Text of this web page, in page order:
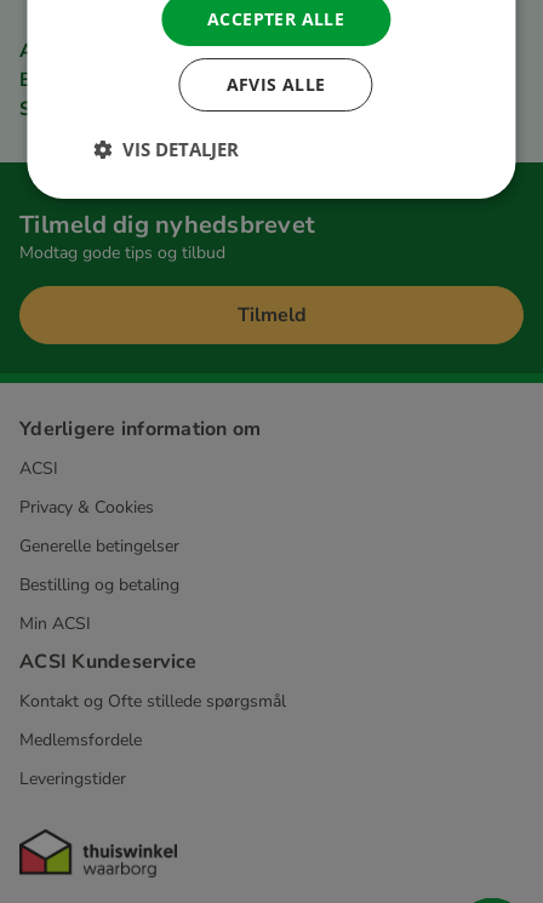
ACSI Club ID medlemsfordel
Bestil hurtigt og nemt
Sikker betaling
Tilmeld dig nyhedsbrevet
Modtag gode tips og tilbud
Tilmeld
Yderligere information om
ACSI
Privacy & Cookies
Generelle betingelser
Bestilling og betaling
Min ACSI
ACSI Kundeservice
Kontakt og Ofte stillede spørgsmål
Medlemsfordele
Leveringstider
ACCEPTER ALLE
AFVIS ALLE
VIS DETALJER